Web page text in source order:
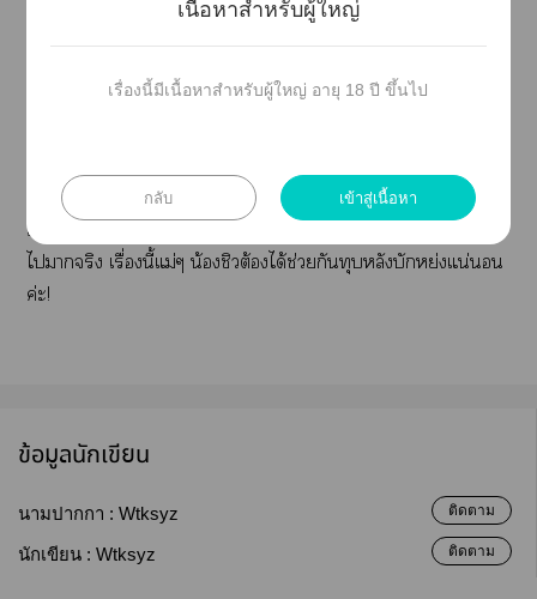
อันนี้ลิ้งค์ผู้เขียนต้นฉบับค่ะไากันได้
https://archiveofourown.org/works/73876211/chapt
กลับเข้าสู่าะนักอ่านอีกแล้วค่ะ เรื่องนี้แม่น้ชิย่าง
เาน้ำาแะาลูก โโไอ้หย่งาก เกิน
ไาจริง เรื่องนี้แม่ๆ น้องชิวต้องได้ช่วยกันทุบหลังบักหย่งแน่นอน
ค่ะ!
ข้อมูลนักเขียน
นามปากกา : Wtksyz ติดตาม
นักเขียน : Wtksyz ติดตาม
เนื้อหาสำหรับผู้ใหญ่
เรื่องนี้มีเนื้อหาสำหรับผู้ใหญ่ อายุ 18 ปี ขึ้นไป
กลับ เข้าสู่เนื้อหา